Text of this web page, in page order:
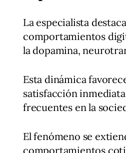
La especialista
comportamientos
la dopamina,
Esta dinámica
satisfacción
frecuentes en la
El fenómeno se
comportamientos